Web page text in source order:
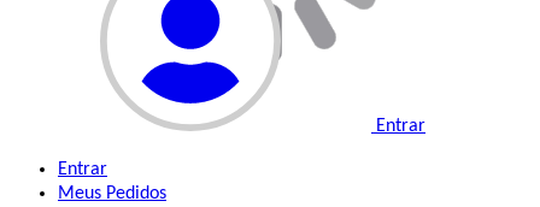
Entrar
Entrar
Meus Pedidos